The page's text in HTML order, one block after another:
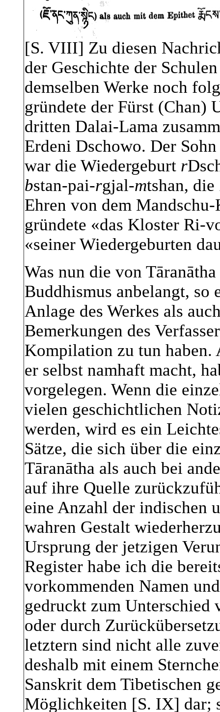
[S. VIII] Zu diesen
der Geschichte der
demselben Werke noch
gründete der Fürst (Chan)
dritten Dalai-Lama
Erdeni Dschowo. Der
war die Wiedergeburt r
bstan-pai-rgjal-mtshan,
Ehren von dem
gründete «das Kloster Ri-
«seiner Wiedergeburten
Was nun die von
Buddhismus anbelangt, so
Anlage des Werkes als
Bemerkungen des
Kompilation zu tun haben.
er selbst namhaft macht,
vorgelegen. Wenn die
vielen geschichtlichen
werden, wird es ein
Sätze, die sich über die
Tāranātha als auch bei
auf ihre Quelle
eine Anzahl der indischen
wahren Gestalt
Ursprung der jetzigen
Register habe ich die
vorkommenden Namen
gedruckt zum Unterschied
oder durch
letztern sind nicht alle
deshalb mit einem
Sanskrit dem Tibetischen
Möglichkeiten [S. IX] dar;